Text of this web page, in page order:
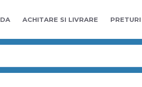
ACHITARE SI LIVRARE PRETURI